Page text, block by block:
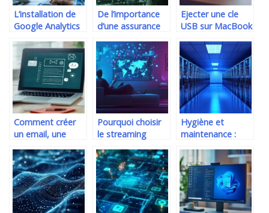
L’installation de
Google Analytics
mobile : La clé
pour segmenter
votre audience
De l’importance
d’une assurance
décrypte
attaques DDoS
et cybersécurité
Ejecter une cle
USB sur MacBook
simples pour
retirer en securite
et eviter la
corruption de
donnees
Comment créer
un email, une
HTML? Guide
complet sur CSS
inline vs CSS
embarqué
Pourquoi choisir
le streaming
accéder à 30 000
chaînes
mondiales
Hygiène et
maintenance :
nettoyage salle
serveur
informatique et la
lutte
antibactérienne